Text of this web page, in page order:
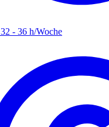
32 - 36 h/Woche